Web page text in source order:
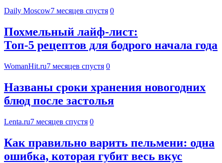
Daily Moscow7 месяцев спустя 0
Похмельный лайф-лист:
Топ-5 рецептов для бодрого начала года
WomanHit.ru7 месяцев спустя 0
Названы сроки хранения новогодних
блюд после застолья
Lenta.ru7 месяцев спустя 0
Как правильно варить пельмени: одна
ошибка, которая губит весь вкус